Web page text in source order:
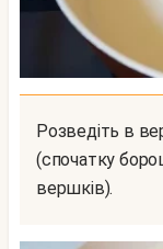
Розведіть в вершках так, щоб не було грудок
(спочатку
вершків).